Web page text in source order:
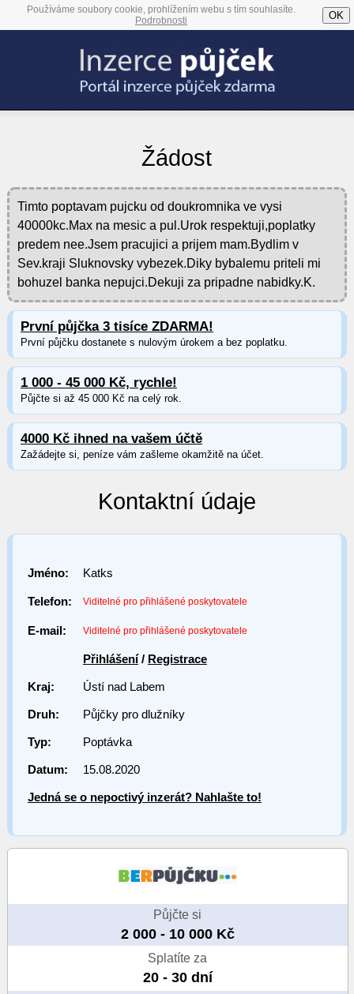
Používáme soubory cookie, prohlížením webu s tím souhlasíte.
Podrobnosti
OK
Žádost
Timto poptavam pujcku od doukromnika ve vysi
40000kc.Max na mesic a pul.Urok respektuji,poplatky
predem nee.Jsem pracujici a prijem mam.Bydlim v
Sev.kraji Sluknovsky vybezek.Diky bybalemu priteli mi
bohuzel banka nepujci.Dekuji za pripadne nabidky.K.
První půjčka 3 tisíce ZDARMA!
První půjčku dostanete s nulovým úrokem a bez poplatku.
1 000 - 45 000 Kč, rychle!
Půjčte si až 45 000 Kč na celý rok.
4000 Kč ihned na vašem účtě
Zažádejte si, peníze vám zašleme okamžitě na účet.
Kontaktní údaje
Jméno: Katks
Telefon: Viditelné pro přihlášené poskytovatele
E-mail: Viditelné pro přihlášené poskytovatele
Přihlášení/ Registrace
Kraj: Ústí nad Labem
Druh: Půjčky pro dlužníky
Typ: Poptávka
Datum: 15.08.2020
Jedná se o nepoctivý inzerát? Nahlašte to!
Půjčte si
2 000 - 10 000 Kč
Splatíte za
20 - 30 dní